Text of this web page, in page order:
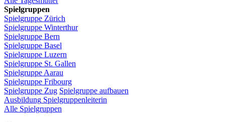
Spielgruppen
Spielgruppe Zürich
Spielgruppe Winterthur
Spielgruppe Bern
Spielgruppe Basel
Spielgruppe Luzern
Spielgruppe St. Gallen
SpielgruppeAarau
Spielgruppe Fribourg
Spielgruppe Zug Spielgruppe aufbauen
Ausbildung Spielgruppenleiterin
Alle Spielgruppen